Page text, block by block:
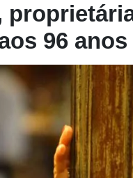
96 anos